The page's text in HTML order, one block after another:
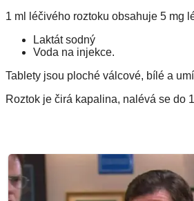
1 ml léčivého roztoku obsahuje 5 mg
Laktát sodný
Voda na injekce.
Tablety jsou ploché válcové, bílé a
Roztok je čirá kapalina, nalévá se do